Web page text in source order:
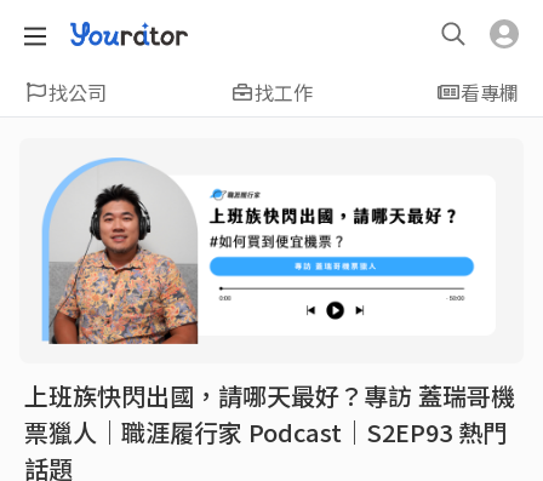
找公司 找工作 看專欄
上班族快閃出國，請哪天最好？專訪 蓋瑞哥機
票獵人｜職涯履行家 Podcast｜S2EP93 熱門
話題